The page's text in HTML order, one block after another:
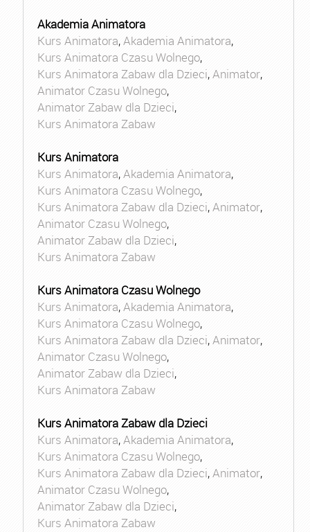
Akademia Animatora
Kurs Animatora,Akademia Animatora,
Kurs Animatora Czasu Wolnego,
Kurs Animatora Zabaw dla Dzieci,Animator,
Animator Czasu Wolnego,
Animator Zabaw dla Dzieci,
Kurs Animatora Zabaw
Kurs Animatora
Kurs Animatora,Akademia Animatora,
Kurs Animatora Czasu Wolnego,
Kurs Animatora Zabaw dla Dzieci,Animator,
Animator Czasu Wolnego,
Animator Zabaw dla Dzieci,
Kurs Animatora Zabaw
Kurs Animatora Czasu Wolnego
Kurs Animatora,Akademia Animatora,
Kurs Animatora Czasu Wolnego,
Kurs Animatora Zabaw dla Dzieci,Animator,
Animator Czasu Wolnego,
Animator Zabaw dla Dzieci,
Kurs Animatora Zabaw
Kurs Animatora Zabaw dla Dzieci
Kurs Animatora,Akademia Animatora,
Kurs Animatora Czasu Wolnego,
Kurs Animatora Zabaw dla Dzieci,Animator,
Animator Czasu Wolnego,
Animator Zabaw dla Dzieci,
Kurs Animatora Zabaw